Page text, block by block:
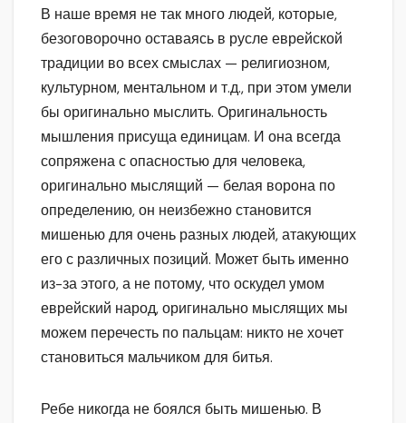
В наше время не так много людей, которые,
безоговорочно оставаясь в русле еврейской
традиции во всех смыслах — религиозном,
культурном, ментальном и т.д., при этом умели
бы оригинально мыслить. Оригинальность
мышления присуща единицам. И она всегда
сопряжена с опасностью для человека,
оригинально мыслящий — белая ворона по
определению, он неизбежно становится
мишенью для очень разных людей, атакующих
его с различных позиций. Может быть именно
из-за этого, а не потому, что оскудел умом
еврейский народ, оригинально мыслящих мы
можем перечесть по пальцам: никто не хочет
становиться мальчиком для битья.
Ребе никогда не боялся быть мишенью. В